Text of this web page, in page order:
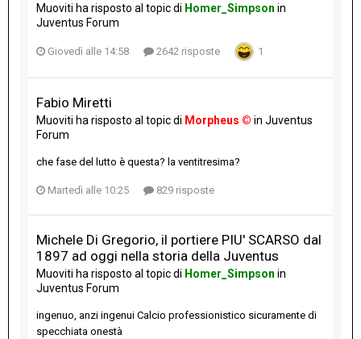
Muoviti ha risposto al topic di Homer_Simpson in
Juventus Forum
Giovedì alle 14:58 2642 risposte 1
Fabio Miretti
Muoviti ha risposto al topic di Morpheus © in Juventus
Forum
che fase del lutto è questa? la ventitresima?
Martedì alle 10:25 829 risposte
Michele Di Gregorio, il portiere PIU' SCARSO dal
1897 ad oggi nella storia della Juventus
Muoviti ha risposto al topic di Homer_Simpson in
Juventus Forum
ingenuo, anzi ingenui Calcio professionistico sicuramente di
specchiata onestà